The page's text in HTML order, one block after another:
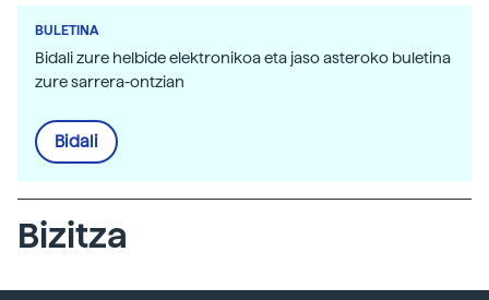
BULETINA
Bidali zure helbide elektronikoa eta jaso asteroko buletina
zure sarrera-ontzian
Bidali
Bizitza